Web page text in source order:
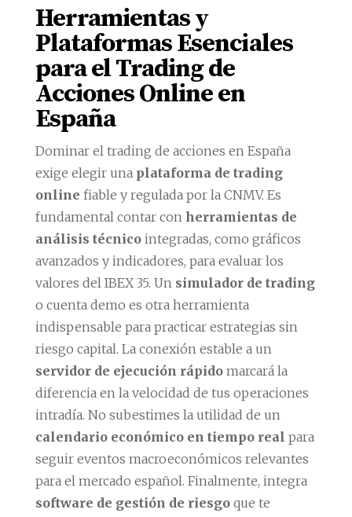
Herramientas y
Plataformas Esenciales
para el Trading de
Acciones Online en
España
Dominar el trading de acciones en España
exige elegir una plataforma de trading
online fiable y regulada por la CNMV. Es
fundamental contar con herramientas de
análisis técnicointegradas, como gráficos
avanzados y indicadores, para evaluar los
valores del IBEX 35. Un simulador de trading
o cuenta demo es otra herramienta
indispensable para practicar estrategias sin
riesgo capital. La conexión estable a un
servidor de ejecución rápidomarcará la
diferencia en la velocidad de tus operaciones
intradía. No subestimes la utilidad de un
calendario económico en tiempo real para
seguir eventos macroeconómicos relevantes
para el mercado español. Finalmente, integra
software de gestión de riesgoque te